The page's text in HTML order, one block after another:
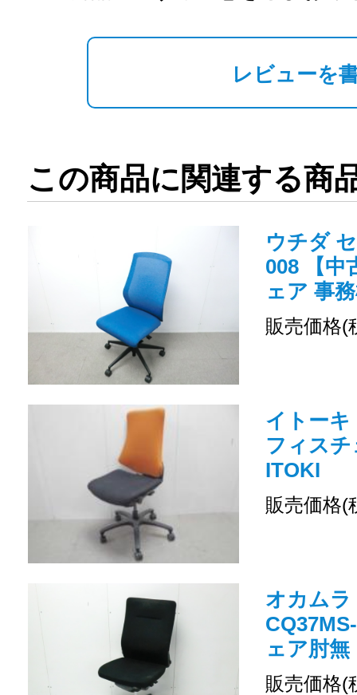
レビューを
この商品に関連する商
ウチダ
008 【中
ェア 事
販売価格(
イトーキ
フィスチ
ITOKI
販売価格(
オカムラ
ェア肘無
販売価格(